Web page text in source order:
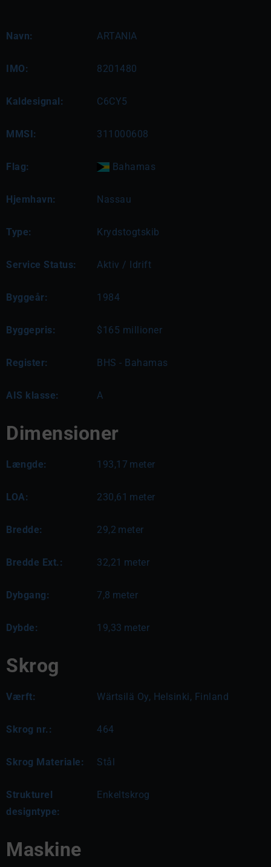
Navn: ARTANIA
IMO: 8201480
Kaldesignal: C6CY5
MMSI: 311000608
Flag: Bahamas
Hjemhavn: Nassau
Type: Krydstogtskib
Service Status: Aktiv / Idrift
Byggeår: 1984
Byggepris: $165 millioner
Register: BHS - Bahamas
AIS klasse: A
Dimensioner
Længde: 193,17 meter
LOA: 230,61 meter
Bredde: 29,2 meter
Bredde Ext.: 32,21 meter
Dybgang: 7,8 meter
Dybde: 19,33 meter
Skrog
Værft: Wärtsilä Oy, Helsinki, Finland
Skrog nr.: 464
Skrog Materiale: Stål
Strukturel
designtype:
Enkeltskrog
Maskine